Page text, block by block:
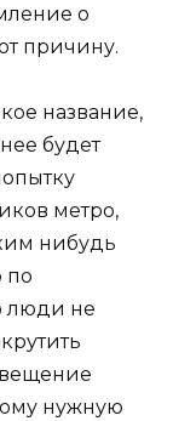
о
причину.
название,
будет
метро,
нибудь
по
люди не
нужную